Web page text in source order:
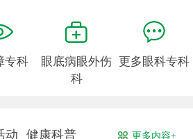
专科
眼底病眼外伤
科
更多眼科专科
动 健康科普 更多内容+